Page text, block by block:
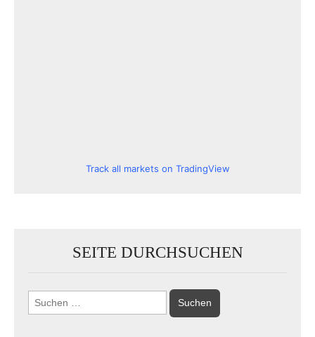
Track all markets on TradingView
SEITE DURCHSUCHEN
Suchen
nach: